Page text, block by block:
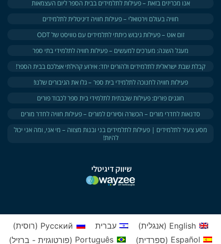
אנו מכריזים בזאת – פעילות לתלמידים בבית הספר ליום העצמאות
חוויה בעולם וירטואלי – פעילות חוויה דיגיטלית לתלמידים
זום אוט – פעילות גיבוש כיתתי לתלמידים עם טוויסט של ODT
מעגל השנה: מערכים למעשים​ – פעילות חוויה לתלמידי בתי ספר
קבלת שבת ישראלית לתלמידים ולהורים יחד: אירוע קהילתי אצלכם בבית הספר!
פעילות חוויה לחנוכה לתלמידי בית ספר – גלו את הגיבורים שלנו!​
חוגגים פורים: פעילות שכבתית לתלמידי בית ספר לכבוד פורים
סדנאות לחדרי מורים – הכשרה וסיורים למורים – פעילות חוויה לחדר מורים
מסע צעיר לתלמידים | פעילות לתלמידים בני ובנות מצווה – מי אני, ומה אני יכול
להיות!
שיווק דיגיטלי
English
(אנגלית) עברית Русский
(רוסית)
Español
(ספרדית)
Português
(פורטוגזית - ברזיל)